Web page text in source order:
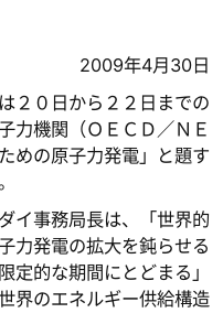
2009年4月30日
２０日から２２日までの
力機関（ＯＥＣＤ／ＮＥ
めの原子力発電」と題す
イ事務局長は、「世界的
力発電の拡大を鈍らせる
定的な期間にとどまる」
界のエネルギー供給構造